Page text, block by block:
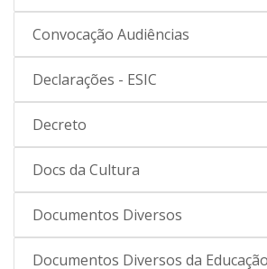
Convocação Audiências
Declarações - ESIC
Decreto
Docs da Cultura
Documentos Diversos
Documentos Diversos da Educação